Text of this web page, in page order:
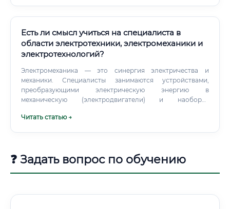
Есть ли смысл учиться на специалиста в
области электротехники, электромеханики и
электротехнологий?
Электромеханика — это синергия электричества и
механики. Специалисты занимаются устройствами,
преобразующими электрическую энергию в
механическую (электродвигатели) и наоборот
Читать статью →
❓ Задать вопрос по обучению